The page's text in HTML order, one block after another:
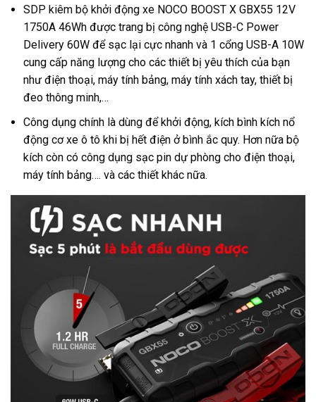
SDP kiêm bộ khởi động xe NOCO BOOST X GBX55 12V
1750A 46Wh được trang bị công nghệ USB-C Power
Delivery 60W để sạc lại cực nhanh và 1 cổng USB-A 10W
cung cấp năng lượng cho các thiết bị yêu thích của bạn
như điện thoại, máy tính bảng, máy tính xách tay, thiết bị
đeo thông minh,…
Công dụng chính là dùng để khởi động, kích bình kích nổ
động cơ xe ô tô khi bị hết điện ở bình ắc quy. Hơn nữa bộ
kích còn có công dụng sạc pin dự phòng cho điện thoại,
máy tính bảng…. và các thiết khác nữa.